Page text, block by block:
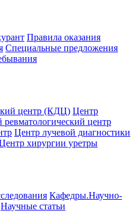
Правила оказания
Специальные предложения
центр (КДЦ) Центр
центр
Центр лучевой диагностики
хирургии уретры
Кафедры.Научно-
Научные статьи